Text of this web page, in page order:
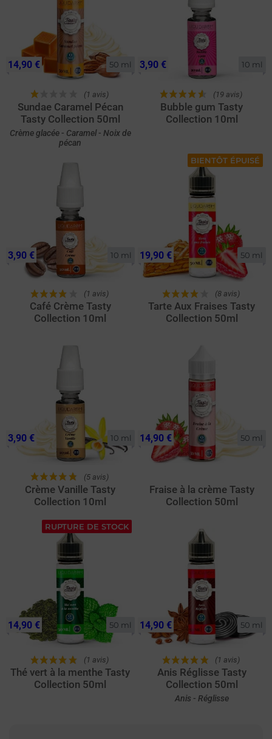
50 ml
(1 avis)
Sundae Caramel Pécan
Tasty Collection 50ml
Crème glacée - Caramel - Noix de
pécan
14,90 € 10 ml
(19 avis)
Bubble gum Tasty
Collection 10ml
3,90 €
10 ml
(1 avis)
Café Crème Tasty
Collection 10ml
3,90 €
BIENTÔT ÉPUISÉ
50 ml
(8 avis)
Tarte Aux Fraises Tasty
Collection 50ml
19,90 €
10 ml
(5 avis)
Crème Vanille Tasty
Collection 10ml
3,90 € 50 ml
Fraise à la crème Tasty
Collection 50ml
14,90 €
RUPTURE DE STOCK
50 ml
(1 avis)
Thé vert à la menthe Tasty
Collection 50ml
14,90 € 50 ml
(1 avis)
Anis Réglisse Tasty
Collection 50ml
Anis - Réglisse
14,90 €